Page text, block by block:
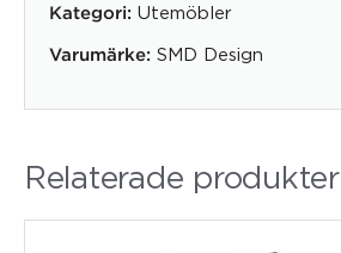
Kategori: Utemöbler
Varumärke: SMD Design
Relaterade produkter